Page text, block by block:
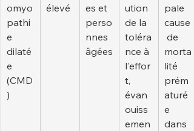
omyo
pathi
e
dilaté
e
(CMD
)
élevé
es et
perso
nnes
âgées
ution
de la
toléra
nce à
l'effor
t,
évan
ouiss
emen
pale
cause
de
morta
lité
prém
aturé
e
dans